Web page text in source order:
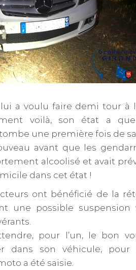
a voulu faire demi tour à
voilà, son état a
une première fois de
avant que les
alcoolisé et avait
dans cet état !
ont bénéficié de la
une possible suspension
pour l’un, le bon
dans son véhicule, pour
a été saisie.